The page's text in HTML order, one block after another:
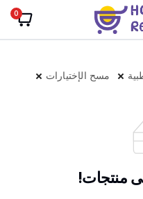
0
مسح الإختيارات
منتجات!